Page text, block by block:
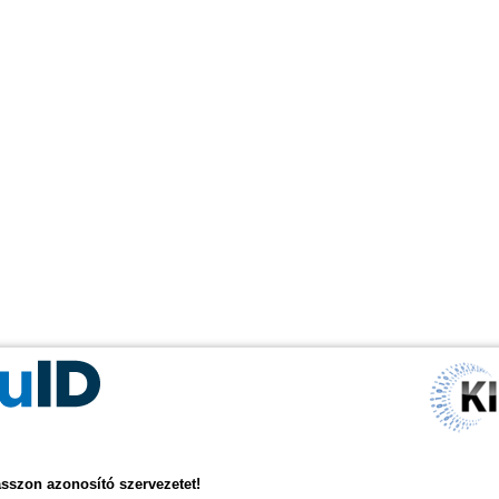
azonosító szervezetet!